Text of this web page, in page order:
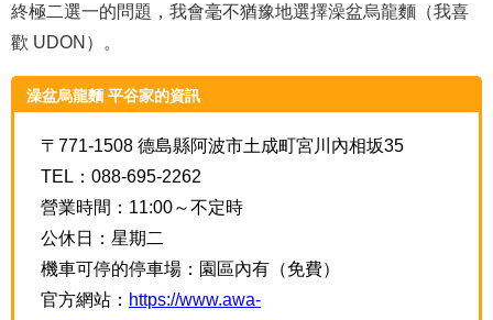
終極二選一的問題，我會毫不猶豫地選擇澡盆烏龍麵（我喜
歡 UDON）。
澡盆烏龍麵 平谷家的資訊
〒771-1508 德島縣阿波市土成町宮川內相坂35
TEL：088-695-2262
營業時間：11:00～不定時
公休日：星期二
機車可停的停車場：園區內有（免費）
官方網站： https://www.awa-